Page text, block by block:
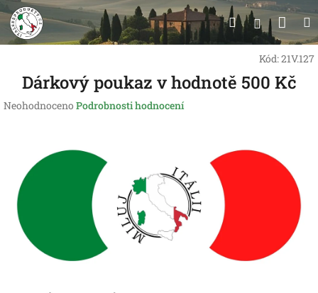
Přejít
na
obsah
Hledat
Kód:21V.127
Dárkový poukaz v hodnotě 500 Kč
Průměrné
hvězdiček.
Neohodnoceno Podrobnosti hodnocení